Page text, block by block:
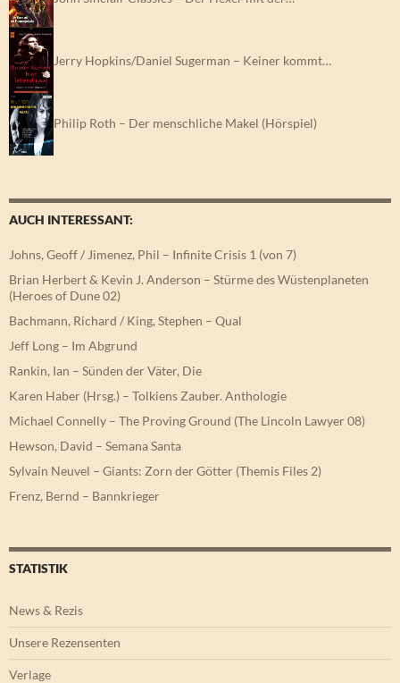
Jerry Hopkins/Daniel Sugerman – Keiner kommt…
Philip Roth – Der menschliche Makel (Hörspiel)
AUCH INTERESSANT:
Johns, Geoff / Jimenez, Phil – Infinite Crisis 1 (von 7)
Brian Herbert & Kevin J. Anderson – Stürme des Wüstenplaneten
(Heroes of Dune 02)
Bachmann, Richard / King, Stephen – Qual
Jeff Long – Im Abgrund
Rankin, Ian – Sünden der Väter, Die
Karen Haber (Hrsg.) – Tolkiens Zauber. Anthologie
Michael Connelly – The Proving Ground (The Lincoln Lawyer 08)
Hewson, David – Semana Santa
Sylvain Neuvel – Giants: Zorn der Götter (Themis Files 2)
Frenz, Bernd – Bannkrieger
STATISTIK
News & Rezis
Unsere Rezensenten
Verlage